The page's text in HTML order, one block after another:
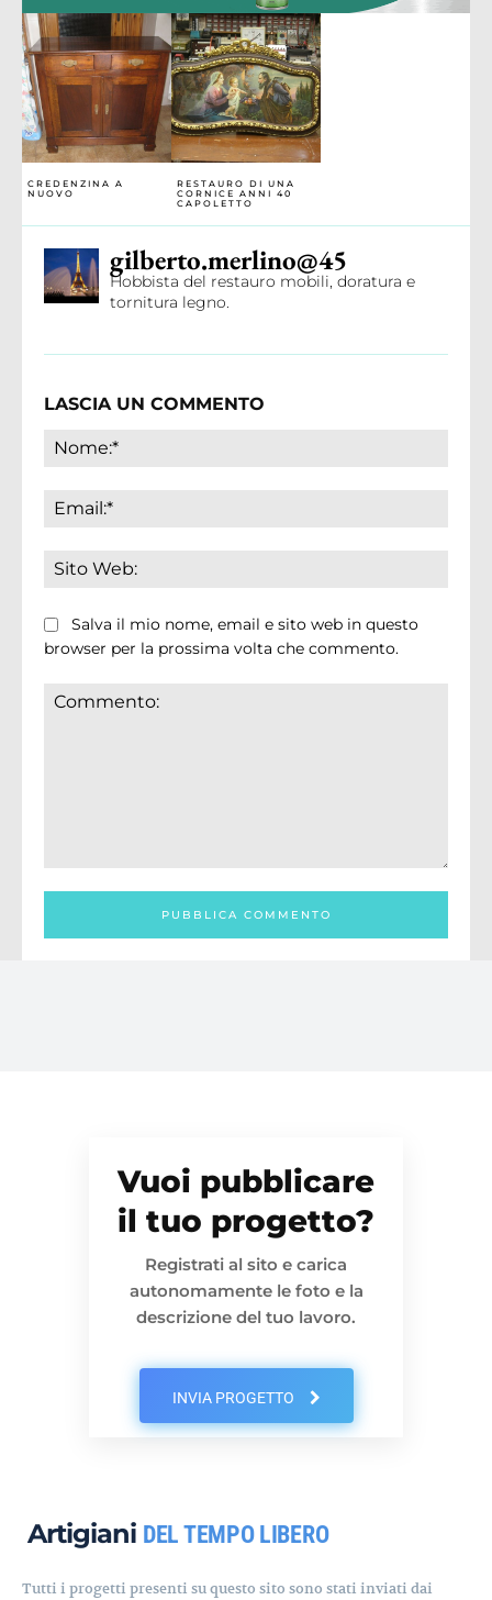
CREDENZINA A
NUOVO
RESTAURO DI UNA
CORNICE ANNI 40
CAPOLETTO
gilberto.merlino@45
Hobbista del restauro mobili, doratura e
tornitura legno.
LASCIA UN COMMENTO
Salva il mio nome, email e sito web in questo
browser per la prossima volta che commento.
Vuoi pubblicare
il tuo progetto?
Registrati al sito e carica
autonomamente le foto e la
descrizione del tuo lavoro.
INVIA PROGETTO
Artigiani DEL TEMPO LIBERO
Tutti i progetti presenti su questo sito sono stati inviati dai